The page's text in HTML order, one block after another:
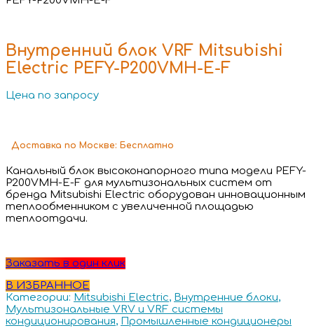
Внутренний блок VRF Mitsubishi
Electric PEFY-P200VMH-E-F
Цена по запросу
Доставка по Москве: Бесплатно
Канальный блок высоконапорного типа модели PEFY-
P200VMH-E-F для мультизональных систем от
бренда Mitsubishi Electric оборудован инновационным
теплообменником с увеличенной площадью
теплоотдачи.
Заказать в один клик
В ИЗБРАННОЕ
Категории: Mitsubishi Electric, Внутренние блоки,
Мультизональные VRV и VRF системы
кондиционирования, Промышленные кондиционеры